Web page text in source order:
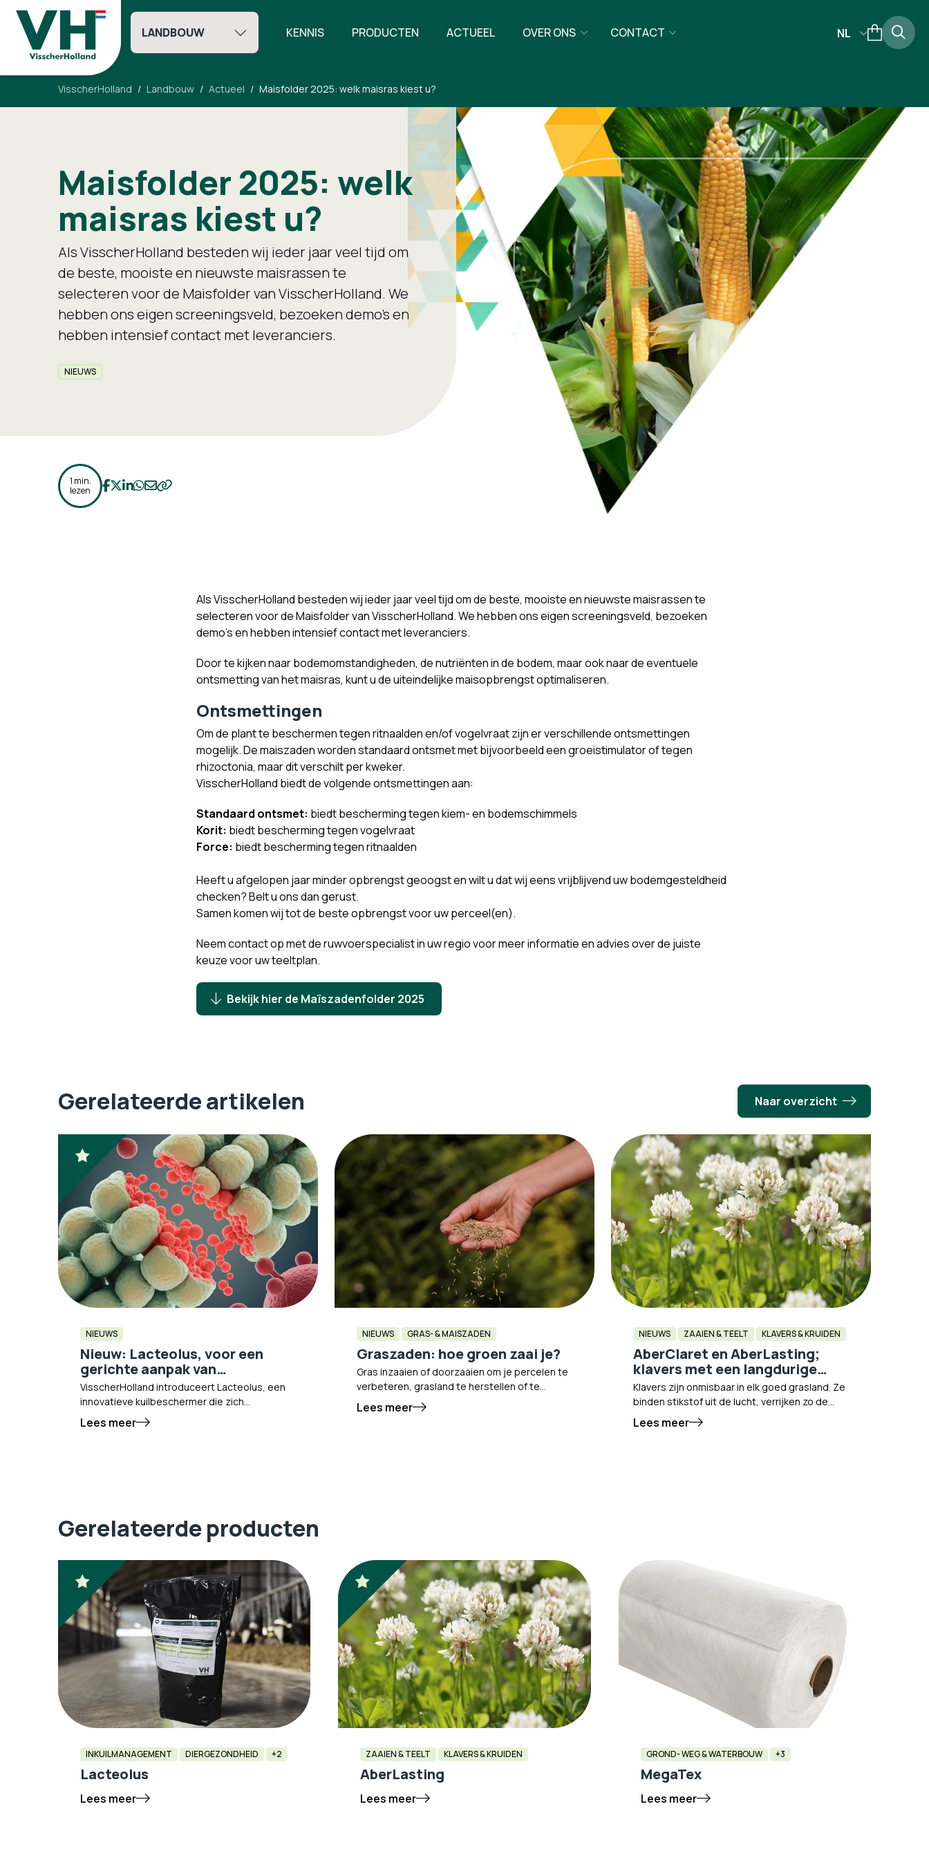
LANDBOUW KENNIS PRODUCTEN ACTUEEL OVER ONS CONTACT NL
VisscherHolland Landbouw Actueel Maisfolder 2025: welk maisras kiest u?
Maisfolder 2025: welk
maisras kiest u?
Als VisscherHolland besteden wij ieder jaar veel tijd om
de beste, mooiste en nieuwste maisrassen te
selecteren voor de Maisfolder van VisscherHolland. We
hebben ons eigen screeningsveld, bezoeken demo's en
hebben intensief contact met leveranciers.
NIEUWS
1 min.
lezen
Deel op Facebook
Deel op Twitter
Deel op LinkedIn
Deel op WhatsApp
Deel op Email
Kopieer naar klembord
Als VisscherHolland besteden wij ieder jaar veel tijd om de beste, mooiste en nieuwste maisrassen te
selecteren voor de Maisfolder van VisscherHolland. We hebben ons eigen screeningsveld, bezoeken
demo's en hebben intensief contact met leveranciers.
Door te kijken naar bodemomstandigheden, de nutriënten in de bodem, maar ook naar de eventuele
ontsmetting van het maisras, kunt u de uiteindelijke maisopbrengst optimaliseren.
Ontsmettingen
Om de plant te beschermen tegen ritnaalden en/of vogelvraat zijn er verschillende ontsmettingen
mogelijk. De maiszaden worden standaard ontsmet met bijvoorbeeld een groeistimulator of tegen
rhizoctonia, maar dit verschilt per kweker.
VisscherHolland biedt de volgende ontsmettingen aan:
Standaard ontsmet: biedt bescherming tegen kiem- en bodemschimmels
Korit: biedt bescherming tegen vogelvraat
Force: biedt bescherming tegen ritnaalden
Heeft u afgelopen jaar minder opbrengst geoogst en wilt u dat wij eens vrijblijvend uw bodemgesteldheid
checken? Belt u ons dan gerust.
Samen komen wij tot de beste opbrengst voor uw perceel(en).
Neemcontact op met de ruwvoerspecialistin uw regio voor meer informatie en advies over de juiste
keuze voor uw teeltplan.
Bekijk hier de Maïszadenfolder 2025
Gerelateerde artikelen Naar overzicht
NIEUWS
Nieuw: Lacteolus, voor een
gerichte aanpak van
Clostridiën!
VisscherHolland introduceert Lacteolus, een
innovatieve kuilbeschermer die zich
onderscheidt door een gecombineerde
aanpak van fermentatiesturing en microbiële
Lees meer
NIEUWS GRAS- & MAISZADEN
Graszaden: hoe groen zaai je?
Gras inzaaien of doorzaaien om je percelen te
verbeteren, grasland te herstellen of te
verdikken gebeurt meestal in het voorjaar
zodra de temperatuur aangenamer wordt.
Lees meer
NIEUWS ZAAIEN & TEELT KLAVERS & KRUIDEN
AberClaret en AberLasting;
klavers met een langdurige
werking
Klavers zijn onmisbaar in elk goed grasland. Ze
binden stikstof uit de lucht, verrijken zo de
bodem op natuurlijke wijze en verhogen de
smakelijkheid en eiwitwaarde van het ruwvoer.
Lees meer
Gerelateerde producten
INKUILMANAGEMENT DIERGEZONDHEID +2
Lacteolus
Lees meer
ZAAIEN & TEELT KLAVERS & KRUIDEN
AberLasting
Lees meer
GROND- WEG & WATERBOUW +3
MegaTex
Lees meer